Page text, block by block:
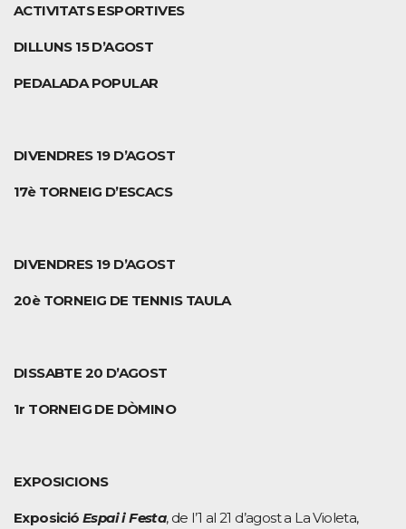
ACTIVITATS ESPORTIVES
DILLUNS 15D’AGOST
PEDALADA POPULAR
DIVENDRES 19D’AGOST
17è TORNEIG D’ESCACS
DIVENDRES 19D’AGOST
20è TORNEIG DE TENNIS TAULA
DISSABTE 20 D’AGOST
1r TORNEIG DE DÒMINO
EXPOSICIONS
Exposició Espai i Festa, de l’1 al 21 d’agost a La Violeta,